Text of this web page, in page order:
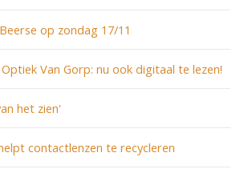
op zondag 17/11
Van Gorp: nu ook digitaal te lezen!
het zien'
contactlenzen te recycleren